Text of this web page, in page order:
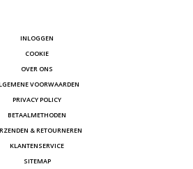
INLOGGEN
COOKIE
OVER ONS
VOORWAARDEN
PRIVACY POLICY
BETAALMETHODEN
& RETOURNEREN
KLANTENSERVICE
SITEMAP